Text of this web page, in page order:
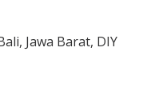
Jawa Barat, DIY